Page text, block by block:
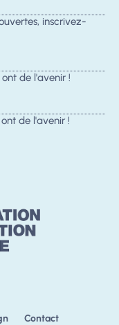
inscrivez-
de l'avenir !
de l'avenir !
Contact